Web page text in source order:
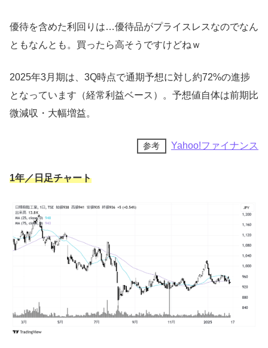
優待を含めた利回りは…優待品がプライスレスなのでなん
ともなんとも。買ったら高そうですけどねｗ
2025年3月期は、3Q時点で通期予想に対し約72%の進捗
となっています（経常利益ベース）。予想値自体は前期比
微減収・大幅増益。
参考 Yahoo!ファイナンス
1年／日足チャート